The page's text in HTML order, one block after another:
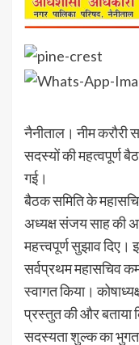
नैनीताल। नीम करौरी
सदस्यों की महत्वपूर्ण
गई।
बैठक समिति के
अध्यक्ष संजय साह की
महत्त्वपूर्ण सुझाव दिए।
सर्वप्रथम महासचिव
स्वागत किया।
प्रस्तुत की और
सदस्यता शुल्क का